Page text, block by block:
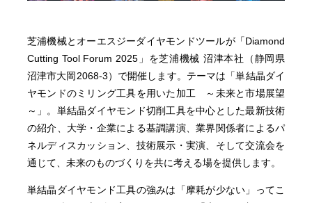
芝浦機械とオーエスジーダイヤモンドツールが「Diamond
Cutting Tool Forum 2025」を芝浦機械 沼津本社（静岡県
沼津市大岡2068-3）で開催します。テーマは「単結晶ダイ
ヤモンドのミリング工具を用いた加工 ～未来と市場展望
～」。単結晶ダイヤモンド切削工具を中心とした最新技術
の紹介、大学・企業による基調講演、業界関係者によるパ
ネルディスカッション、技術展示・実演、そして交流会を
通じて、未来のものづくりを共に考える場を提供します。
単結晶ダイヤモンド工具の強みは「摩耗が少ない」ってこ